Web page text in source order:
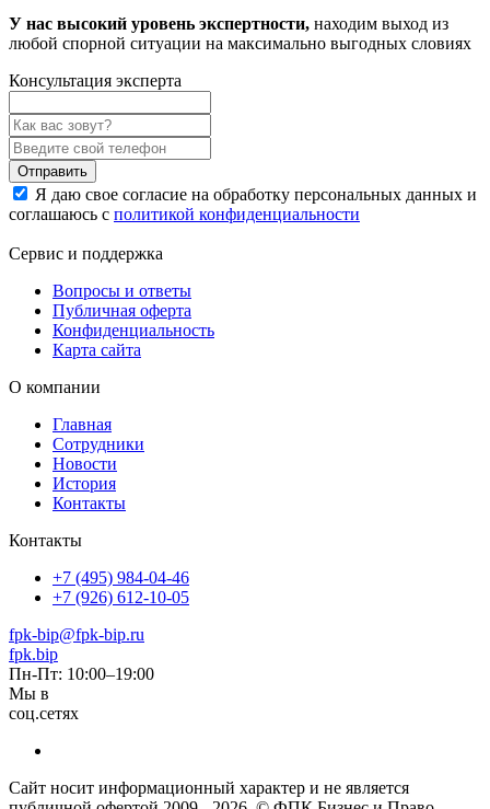
У нас высокий уровень экспертности, находим выход из
любой спорной ситуации на максимально выгодных словиях
Консультация эксперта
Отправить
Я даю свое согласие на обработку персональных данных и
соглашаюсь с политикой конфиденциальности
Сервис и поддержка
Вопросы и ответы
Публичная оферта
Конфиденциальность
Карта сайта
О компании
Главная
Сотрудники
Новости
История
Контакты
Контакты
+7 (495) 984-04-46
+7 (926) 612-10-05
fpk-bip@fpk-bip.ru
fpk.bip
Пн-Пт: 10:00–19:00
Мы в
соц.сетях
Сайт носит информационный характер и не является